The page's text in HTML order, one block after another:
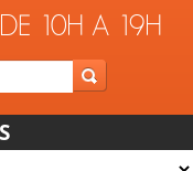
DE 10H A 19H